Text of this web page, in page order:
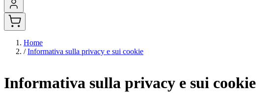
Home
/ Informativa sulla privacy e sui cookie
Informativa sulla privacy e sui cookie